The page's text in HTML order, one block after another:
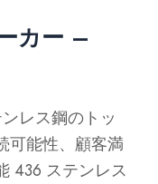
カー –
レス鋼のトッ
可能性、顧客満
436 ステンレス